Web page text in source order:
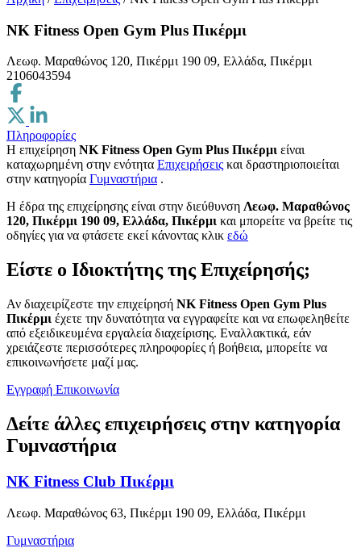
NK Fitness Open Gym Plus Πικέρμι
Λεωφ. Μαραθώνος 120, Πικέρμι 190 09, Ελλάδα, Πικέρμι
2106043594
Πληροφορίες
Η επιχείρηση NK Fitness Open Gym Plus Πικέρμι είναι
καταχωρημένη στην ενότητα Επιχειρήσεις και δραστηριοποιείται
στην κατηγορία Γυμναστήρια .
H έδρα της επιχείρησης είναι στην διεύθυνση Λεωφ. Μαραθώνος
120, Πικέρμι 190 09, Ελλάδα, Πικέρμι και μπορείτε να βρείτε τις
οδηγίες για να φτάσετε εκεί κάνοντας κλικ εδώ
Είστε ο Ιδιοκτήτης της Επιχείρησής;
Αν διαχειρίζεστε την επιχείρησή NK Fitness Open Gym Plus
Πικέρμι έχετε την δυνατότητα να εγγραφείτε και να επωφεληθείτε
από εξειδικευμένα εργαλεία διαχείρισης. Εναλλακτικά, εάν
χρειάζεστε περισσότερες πληροφορίες ή βοήθεια, μπορείτε να
επικοινωνήσετε μαζί μας.
Εγγραφή Επικοινωνία
Δείτε άλλες επιχειρήσεις στην κατηγορία
Γυμναστήρια
NK Fitness Club Πικέρμι
Λεωφ. Μαραθώνος 63, Πικέρμι 190 09, Ελλάδα, Πικέρμι
Γυμναστήρια